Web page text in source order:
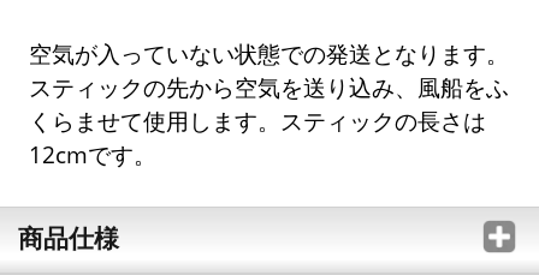
空気が入っていない状態での発送となります。
スティックの先から空気を送り込み、風船をふ
くらませて使用します。スティックの長さは
12cmです。
商品仕様